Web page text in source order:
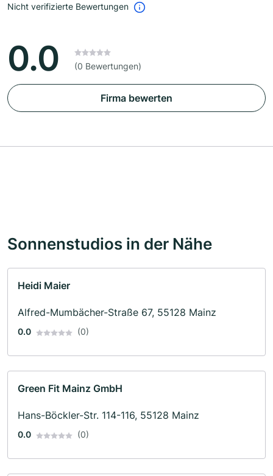
Nicht verifizierte Bewertungen
0.0 (0 Bewertungen)
Firma bewerten
Sonnenstudios in der Nähe
Heidi Maier
Alfred-Mumbächer-Straße 67, 55128 Mainz
0.0 (0)
Green Fit Mainz GmbH
Hans-Böckler-Str. 114-116, 55128 Mainz
0.0 (0)